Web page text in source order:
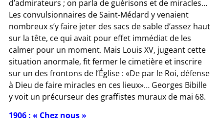
d’admirateurs ; on parla de guérisons et de miracles…
Les convulsionnaires de Saint-Médard y venaient
nombreux s’y faire jeter des sacs de sable d’assez haut
sur la tête, ce qui avait pour effet immédiat de les
calmer pour un moment. Mais Louis XV, jugeant cette
situation anormale, fit fermer le cimetière et inscrire
sur un des frontons de l’Église : «De par le Roi, défense
à Dieu de faire miracles en ces lieux»… Georges Bibille
y voit un précurseur des graffistes muraux de mai 68.
1906 : « Chez nous »